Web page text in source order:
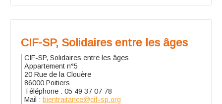
CIF-SP, Solidaires entre les âges
CIF-SP, Solidaires entre les âges
Appartement n°5
20 Rue de la Clouère
86000 Poitiers
Téléphone : 05 49 37 07 78
Mail : bientraitance@cif-sp.org